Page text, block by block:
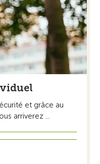
et grâce au
arriverez ...